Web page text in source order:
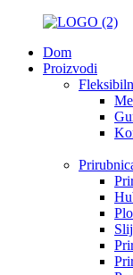
Dom
Proizvodi